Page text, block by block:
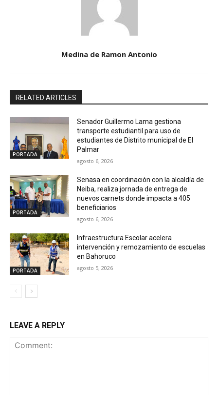
Medina de Ramon Antonio
RELATED ARTICLES
PORTADA
Senador Guillermo Lama gestiona
transporte estudiantil para uso de
estudiantes de Distrito municipal de El
Palmar
agosto 6, 2026
PORTADA
Senasa en coordinación con la alcaldía de
Neiba, realiza jornada de entrega de
nuevos carnets donde impacta a 405
beneficiarios
agosto 6, 2026
PORTADA
Infraestructura Escolar acelera
intervención y remozamiento de escuelas
en Bahoruco
agosto 5, 2026
LEAVE A REPLY